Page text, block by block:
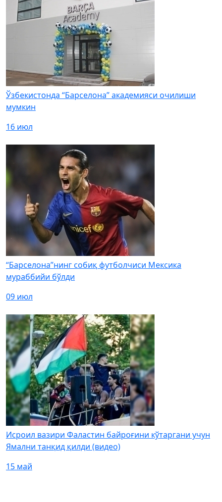
Ўзбекистонда “Барселона” академияси очилиши
мумкин
16 июл
“Барселона”нинг собиқ футболчиси Мексика
мураббийи бўлди
09 июл
Исроил вазири Фаластин байроғини кўтаргани учун
Ямални танқид қилди (видео)
15 май